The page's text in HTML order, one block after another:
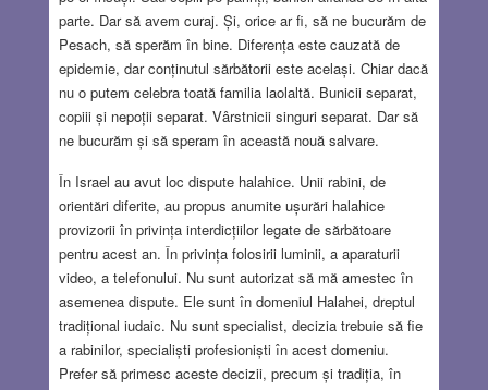
parte. Dar să avem curaj. Și, orice ar fi, să ne bucurăm de
Pesach, să sperăm în bine. Diferența este cauzată de
epidemie, dar conținutul sărbătorii este același. Chiar dacă
nu o putem celebra toată familia laolaltă. Bunicii separat,
copiii și nepoții separat. Vârstnicii singuri separat. Dar să
ne bucurăm și să speram în această nouă salvare.
În Israel au avut loc dispute halahice. Unii rabini, de
orientări diferite, au propus anumite ușurări halahice
provizorii în privința interdicțiilor legate de sărbătoare
pentru acest an. În privința folosirii luminii, a aparaturii
video, a telefonului. Nu sunt autorizat să mă amestec în
asemenea dispute. Ele sunt în domeniul Halahei, dreptul
tradițional iudaic. Nu sunt specialist, decizia trebuie să fie
a rabinilor, specialiști profesioniști în acest domeniu.
Prefer să primesc aceste decizii, precum și tradiția, în